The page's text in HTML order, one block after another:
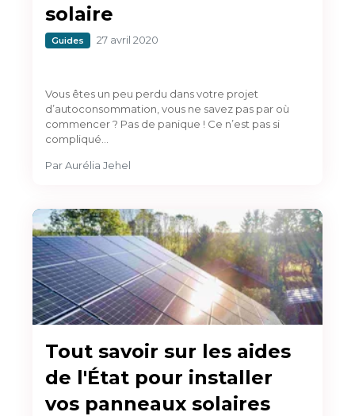
solaire
Guides 27 avril 2020
Vous êtes un peu perdu dans votre projet
d’autoconsommation, vous ne savez pas par où
commencer ? Pas de panique ! Ce n’est pas si
compliqué…
Par Aurélia Jehel
Tout savoir sur les aides
de l'État pour installer
vos panneaux solaires